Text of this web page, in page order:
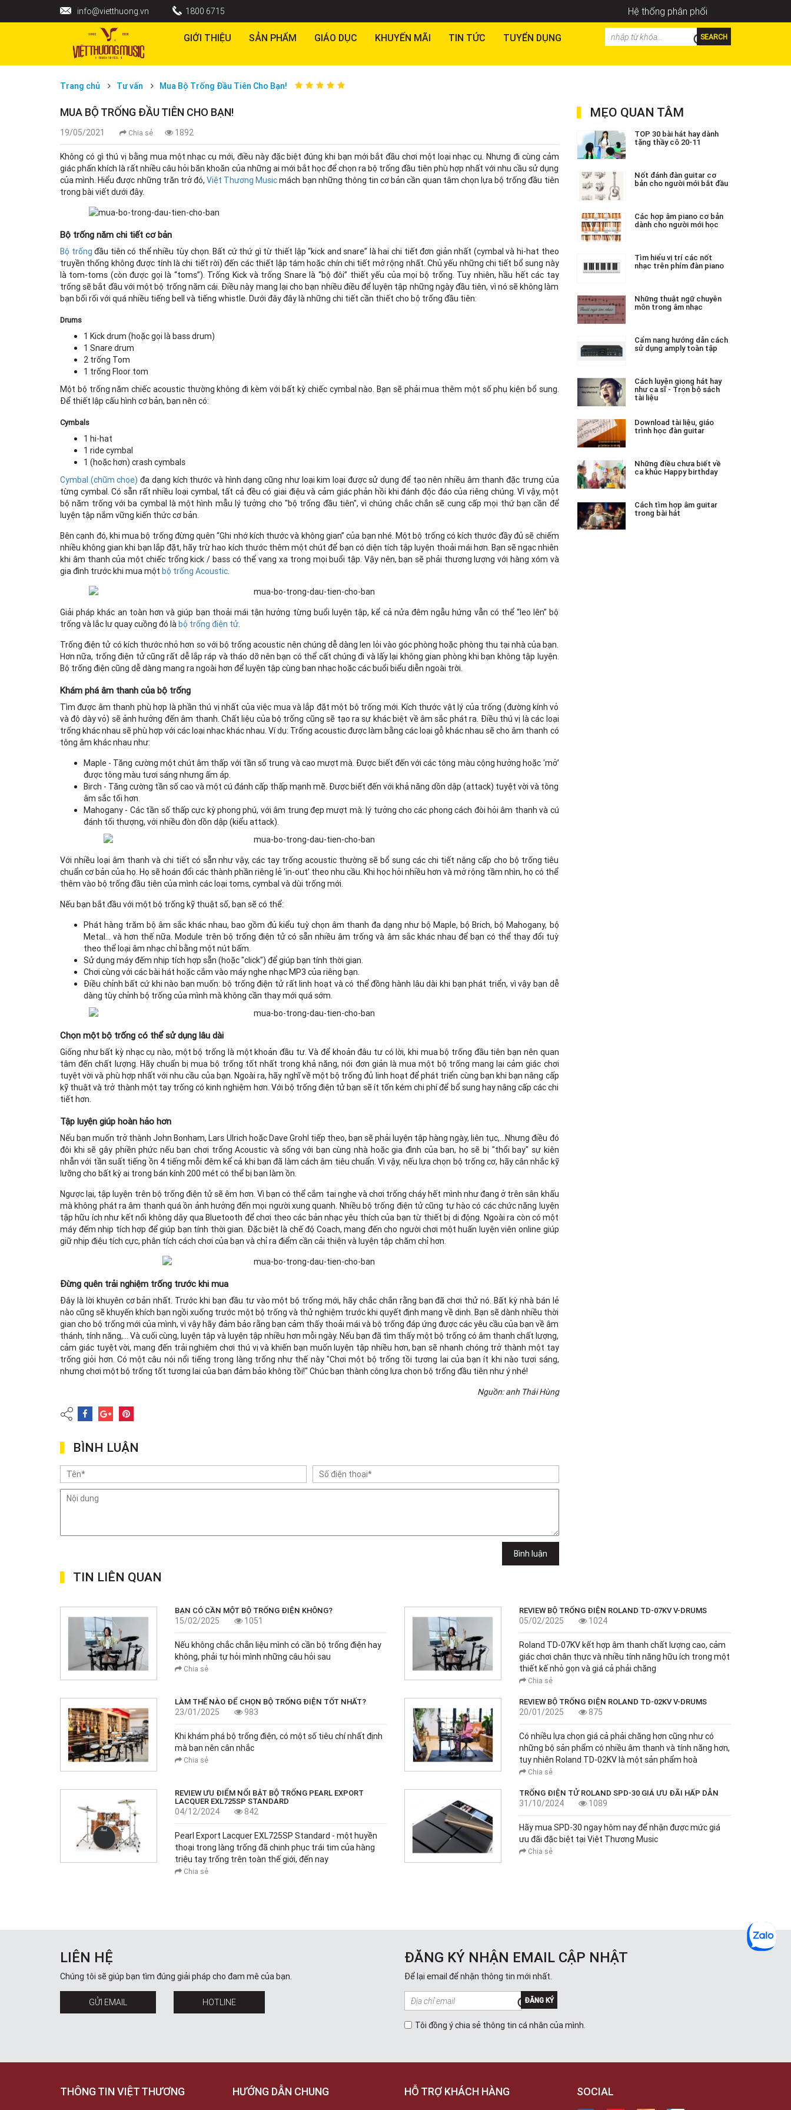
info@vietthuong.vn 1800 6715 Hệ thống phân phối
GIỚI THIỆU SẢN PHẨM GIÁO DỤC KHUYẾN MÃI TIN TỨC TUYỂN DỤNG SEARCH
Trang chủ Tư vấn Mua Bộ Trống Đầu Tiên Cho Bạn!
MUA BỘ TRỐNG ĐẦU TIÊN CHO BẠN!
19/05/2021 Chia sẻ 1892
Không có gì thú vị bằng mua một nhạc cụ mới, điều này đặc biệt đúng khi bạn mới bắt đầu chơi một loại nhạc cụ. Nhưng đi cùng cảm
giác phấn khích là rất nhiều câu hỏi băn khoăn của những ai mới bắt học để chọn ra bộ trống đầu tiên phù hợp nhất với nhu cầu sử dụng
của mình. Hiểu được những trăn trở đó,Việt Thương Musicmách bạn những thông tin cơ bản cần quan tâm chọn lựa bộ trống đầu tiên
trong bài viết dưới đây.
Bộ trống năm chi tiết cơ bản
Bộ trống đầu tiên có thể nhiều tùy chọn. Bất cứ thứ gì từ thiết lập “kick and snare” là hai chi tiết đơn giản nhất (cymbal và hi-hat theo
truyền thống không được tính là chi tiết rời) đến các thiết lập tám hoặc chín chi tiết mở rộng nhất. Chủ yếu những chi tiết bổ sung này
là tom-toms (còn được gọi là “toms”). Trống Kick và trống Snare là “bộ đôi” thiết yếu của mọi bộ trống. Tuy nhiên, hầu hết các tay
trống sẽ bắt đầu với một bộ trống năm cái. Điều này mang lại cho bạn nhiều điều để luyện tập những ngày đầu tiên, vì nó sẽ không làm
bạn bối rối với quá nhiều tiếng bell và tiếng whistle. Dưới đây đây là những chi tiết cần thiết cho bộ trống đầu tiên:
Drums
1 Kick drum (hoặc gọi là bass drum)
1 Snare drum
2 trống Tom
1 trống Floor tom
Một bộ trống năm chiếc acoustic thường không đi kèm với bất kỳ chiếc cymbal nào. Bạn sẽ phải mua thêm một số phụ kiện bổ sung.
Để thiết lập cấu hình cơ bản, bạn nên có:
Cymbals
1 hi-hat
1 ride cymbal
1 (hoặc hơn) crash cymbals
Cymbal (chũm chọe) đa dạng kích thước và hình dạng cũng như loại kim loại được sử dụng để tạo nên nhiều âm thanh đặc trưng của
từng cymbal. Có sẵn rất nhiều loại cymbal, tất cả đều có giai điệu và cảm giác phản hồi khi đánh độc đáo của riêng chúng. Vì vậy, một
bộ năm trống với ba cymbal là một hình mẫu lý tưởng cho "bộ trống đầu tiên", vì chúng chắc chắn sẽ cung cấp mọi thứ bạn cần để
luyện tập nắm vững kiến thức cơ bản.
Bên cạnh đó, khi mua bộ trống đừng quên “Ghi nhớ kích thước và không gian” của bạn nhé. Một bộ trống có kích thước đầy đủ sẽ chiếm
nhiều không gian khi bạn lắp đặt, hãy trừ hao kích thước thêm một chút để bạn có diện tích tập luyện thoải mái hơn. Bạn sẽ ngạc nhiên
khi âm thanh của một chiếc trống kick / bass có thể vang xa trong mọi buổi tập. Vậy nên, bạn sẽ phải thương lượng với hàng xóm và
gia đình trước khi mua một bộ trống Acoustic.
Giải pháp khác an toàn hơn và giúp bạn thoải mái tận hưởng từng buổi luyện tập, kể cả nửa đêm ngẫu hứng vẫn có thể “leo lên” bộ
trống và lắc lư quay cuồng đó làbộ trống điện tử.
Trống điện tử có kích thước nhỏ hơn so với bộ trống acoustic nên chúng dễ dàng len lỏi vào góc phòng hoặc phòng thu tại nhà của bạn.
Hơn nữa, trống điện tử cũng rất dễ lắp ráp và tháo dỡ nên bạn có thể cất chúng đi và lấy lại không gian phòng khi bạn không tập luyện.
Bộ trống điện cũng dễ dàng mang ra ngoài hơn để luyện tập cùng ban nhạc hoặc các buổi biểu diễn ngoài trời.
Khám phá âm thanh của bộ trống
Tìm được âm thanh phù hợp là phần thú vị nhất của việc mua và lắp đặt một bộ trống mới. Kích thước vật lý của trống (đường kính vỏ
và độ dày vỏ) sẽ ảnh hưởng đến âm thanh. Chất liệu của bộ trống cũng sẽ tạo ra sự khác biệt về âm sắc phát ra. Điều thú vị là các loại
trống khác nhau sẽ phù hợp với các loại nhạc khác nhau. Ví dụ: Trống acoustic được làm bằng các loại gỗ khác nhau sẽ cho âm thanh có
tông âm khác nhau như:
Maple - Tăng cường một chút âm thấp với tần số trung và cao mượt mà. Được biết đến với các tông màu cộng hưởng hoặc 'mở'
được tông màu tươi sáng nhưng ấm áp.
Birch - Tăng cường tần số cao và một cú đánh cấp thấp mạnh mẽ. Được biết đến với khả năng dồn dập (attack) tuyệt vời và tông
âm sắc tối hơn.
Mahogany - Các tần số thấp cực kỳ phong phú, với âm trung đẹp mượt mà: lý tưởng cho các phong cách đòi hỏi âm thanh và cú
đánh tối thượng, với nhiều đòn dồn dập (kiểu attack).
Với nhiều loại âm thanh và chi tiết có sẵn như vậy, các tay trống acoustic thường sẽ bổ sung các chi tiết nâng cấp cho bộ trống tiêu
chuẩn cơ bản của họ. Họ sẽ hoán đổi các thành phần riêng lẻ ‘in-out’ theo nhu cầu. Khi học hỏi nhiều hơn và mở rộng tầm nhìn, họ có thể
thêm vào bộ trống đầu tiên của mình các loại toms, cymbal và dùi trống mới.
Nếu bạn bắt đầu với một bộ trống kỹ thuật số, bạn sẽ có thể:
Phát hàng trăm bộ âm sắc khác nhau, bao gồm đủ kiểu tuỳ chọn âm thanh đa dạng như bộ Maple, bộ Brich, bộ Mahogany, bộ
Metal… và hơn thế nữa. Module trên bộ trống điện tử có sẵn nhiều âm trống và âm sắc khác nhau để bạn có thể thay đổi tuỳ
theo thể loại âm nhạc chỉ bằng một nút bấm.
Sử dụng máy đếm nhịp tích hợp sẵn (hoặc "click") để giúp bạn tính thời gian.
Chơi cùng với các bài hát hoặc cắm vào máy nghe nhạc MP3 của riêng bạn.
Điều chỉnh bất cứ khi nào bạn muốn: bộ trống điện tử rất linh hoạt và có thể đồng hành lâu dài khi bạn phát triển, vì vậy bạn dễ
dàng tùy chỉnh bộ trống của mình mà không cần thay mới quá sớm.
Chọn một bộ trống có thể sử dụng lâu dài
Giống như bất kỳ nhạc cụ nào, một bộ trống là một khoản đầu tư. Và để khoản đâu tư có lời, khi mua bộ trống đầu tiên bạn nên quan
tâm đến chất lượng. Hãy chuẩn bị mua bộ trống tốt nhất trong khả năng, nói đơn giản là mua một bộ trống mang lại cảm giác chơi
tuyệt vời và phù hợp nhất với nhu cầu của bạn. Ngoài ra, hãy nghĩ về một bộ trống đủ linh hoạt để phát triển cùng bạn khi bạn nâng cấp
kỹ thuật và trở thành một tay trống có kinh nghiệm hơn. Với bộ trống điện tử bạn sẽ ít tốn kém chi phí để bổ sung hay nâng cấp các chi
tiết hơn.
Tập luyện giúp hoàn hảo hơn
Nếu bạn muốn trở thành John Bonham, Lars Ulrich hoặc Dave Grohl tiếp theo, bạn sẽ phải luyện tập hàng ngày, liên tục,...Nhưng điều đó
đôi khi sẽ gây phiền phức nếu bạn chơi trống Acoustic và sống với bạn cùng nhà hoặc gia đình của bạn, họ sẽ bị "thổi bay" sự kiên
nhẫn với tần suất tiếng ồn 4 tiếng mỗi đêm kể cả khi bạn đã làm cách âm tiêu chuẩn. Vì vậy, nếu lựa chọn bộ trống cơ, hãy cân nhắc kỹ
lưỡng cho bất kỳ ai trong bán kính 200 mét có thể bị bạn làm ồn.
Ngược lại, tập luyện trên bộ trống điện tử sẽ êm hơn. Vì bạn có thể cắm tai nghe và chơi trống cháy hết mình như đang ở trên sân khấu
mà không phát ra âm thanh quá ồn ảnh hưởng đến mọi người xung quanh. Nhiều bộ trống điện tử cũng tự hào có các chức năng luyện
tập hữu ích như kết nối không dây qua Bluetooth để chơi theo các bản nhạc yêu thích của bạn từ thiết bị di động. Ngoài ra còn có một
máy đếm nhịp tích hợp để giúp bạn tính thời gian. Đặc biệt là chế độ Coach, mang đến cho người chơi một huấn luyện viên online giúp
giữ nhịp điệu tích cực, phân tích cách chơi của bạn và chỉ ra điểm cần cải thiện và luyện tập chăm chỉ hơn.
Đừng quên trải nghiệm trống trước khi mua
Đây là lời khuyên cơ bản nhất. Trước khi bạn đầu tư vào một bộ trống mới, hãy chắc chắn rằng bạn đã chơi thử nó. Bất kỳ nhà bán lẻ
nào cũng sẽ khuyến khích bạn ngồi xuống trước một bộ trống và thử nghiệm trước khi quyết định mang về dinh. Bạn sẽ dành nhiều thời
gian cho bộ trống mới của mình, vì vậy hãy đảm bảo rằng bạn cảm thấy thoải mái và bộ trống đáp ứng được các yêu cầu của bạn về âm
thánh, tính năng,... Và cuối cùng, luyện tập và luyện tập nhiều hơn mỗi ngày. Nếu bạn đã tìm thấy một bộ trống có âm thanh chất lượng,
cảm giác tuyệt vời, mang đến trải nghiệm chơi thú vị và khiến bạn muốn luyện tập nhiều hơn, bạn sẽ nhanh chóng trở thành một tay
trống giỏi hơn. Có một câu nói nổi tiếng trong làng trống như thế này "Chơi một bộ trống tồi tương lai của bạn ít khi nào tươi sáng,
nhưng chơi một bộ trống tốt tương lai của bạn đảm bảo không tồi!" Chúc bạn thành công lựa chọn bộ trống đầu tiên như ý nhé!
Nguồn: anh Thái Hùng
BÌNH LUẬN
Bình luận
MẸO QUAN TÂM
TOP 30 bài hát hay dành
tặng thầy cô 20-11
Nốt đánh đàn guitar cơ
bản cho người mới bắt đầu
Các hợp âm piano cơ bản
dành cho người mới học
Tìm hiểu vị trí các nốt
nhạc trên phím đàn piano
Những thuật ngữ chuyên
môn trong âm nhạc
Cẩm nang hướng dẫn cách
sử dụng amply toàn tập
Cách luyện giọng hát hay
như ca sĩ - Trọn bộ sách
tài liệu
Download tài liệu, giáo
trình học đàn guitar
Những điều chưa biết về
ca khúc Happy birthday
Cách tìm hợp âm guitar
trong bài hát
TIN LIÊN QUAN
BẠN CÓ CẦN MỘT BỘ TRỐNG ĐIỆN KHÔNG?
15/02/2025 1051
Nếu không chắc chắn liệu mình có cần bộ trống điện hay
không, phải tự hỏi mình những câu hỏi sau
Chia sẻ
REVIEW BỘ TRỐNG ĐIỆN ROLAND TD-07KV V-DRUMS
05/02/2025 1024
Roland TD-07KV kết hợp âm thanh chất lượng cao, cảm
giác chơi chân thực và nhiều tính năng hữu ích trong một
thiết kế nhỏ gọn và giá cả phải chăng
Chia sẻ
LÀM THẾ NÀO ĐỂ CHỌN BỘ TRỐNG ĐIỆN TỐT NHẤT?
23/01/2025 983
Khi khám phá bộ trống điện, có một số tiêu chí nhất định
mà bạn nên cân nhắc
Chia sẻ
REVIEW BỘ TRỐNG ĐIỆN ROLAND TD-02KV V-DRUMS
20/01/2025 875
Có nhiều lựa chọn giá cả phải chăng hơn cũng như có
những bộ sản phẩm có nhiều âm thanh và tính năng hơn,
tuy nhiên Roland TD-02KV là một sản phẩm hoà
Chia sẻ
REVIEW ƯU ĐIỂM NỔI BẬT BỘ TRỐNG PEARL EXPORT
LACQUER EXL725SP STANDARD
04/12/2024 842
Pearl Export Lacquer EXL725SP Standard - một huyền
thoại trong làng trống đã chinh phục trái tim của hàng
triệu tay trống trên toàn thế giới, đến nay
Chia sẻ
TRỐNG ĐIỆN TỬ ROLAND SPD-30 GIÁ ƯU ĐÃI HẤP DẪN
31/10/2024 1089
Hãy mua SPD-30 ngay hôm nay để nhận được mức giá
ưu đãi đặc biệt tại Việt Thương Music
Chia sẻ
LIÊN HỆ
Chúng tôi sẽ giúp bạn tìm đúng giải pháp cho đam mê của bạn.
GỬI EMAIL HOTLINE
ĐĂNG KÝ NHẬN EMAIL CẬP NHẬT
Để lại email để nhận thông tin mới nhất.
ĐĂNG KÝ
Tôi đồng ý chia sẻ thông tin cá nhân của mình.
THÔNG TIN VIỆT THƯƠNG HƯỚNG DẪN CHUNG HỖ TRỢ KHÁCH HÀNG SOCIAL